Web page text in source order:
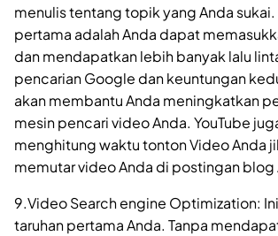
menulis tentang topik yang Anda
pertama adalah Anda dapat
dan mendapatkan lebih banyak lalu
pencarian Google dan keuntungan
akan membantu Anda meningkatkan
mesin pencari video Anda. YouTube
menghitung waktu tonton Video Anda
memutar video Anda di postingan blog
9.Video Search engine Optimization:
taruhan pertama Anda. Tanpa